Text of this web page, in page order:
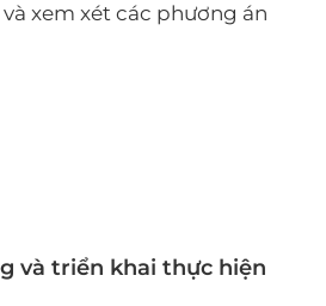
xem xét các phương án
và triển khai thực hiện